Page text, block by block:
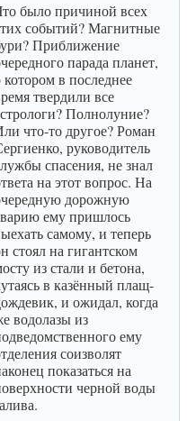
было причиной всех
событий? Магнитные
Приближение
парада планет,
котором в последнее
твердили все
Полнолуние?
что-то другое? Роман
руководитель
спасения, не знал
на этот вопрос. На
дорожную
ему пришлось
самому, и теперь
стоял на гигантском
из стали и бетона,
в казённый плащ-
и ожидал, когда
водолазы из
ему
соизволят
показаться на
черной воды